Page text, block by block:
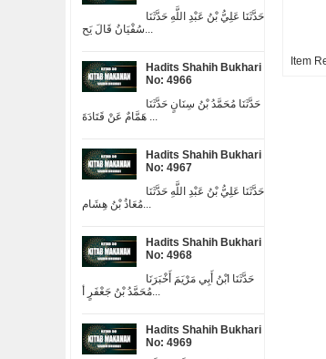
Item
حَدَّثَنَا عَلِيُّ بْنُ عَبْدِ اللَّهِ حَدَّثَنَا
سُفْيَانُ قَالَ يَح...
Hadits Shahih Bukhari
No: 4966
حَدَّثَنَا مُحَمَّدُ بْنُ سِنَانٍ حَدَّثَنَا
هَمَّامٌ عَنْ قَتَادَةَ ...
Hadits Shahih Bukhari
No: 4967
حَدَّثَنَا عَلِيُّ بْنُ عَبْدِ اللَّهِ حَدَّثَنَا
مُعَاذُ بْنُ هِشَام...
Hadits Shahih Bukhari
No: 4968
حَدَّثَنَا ابْنُ أَبِي مَرْيَمَ أَخْبَرَنَا
مُحَمَّدُ بْنُ جَعْفَرٍ أ...
Hadits Shahih Bukhari
No: 4969